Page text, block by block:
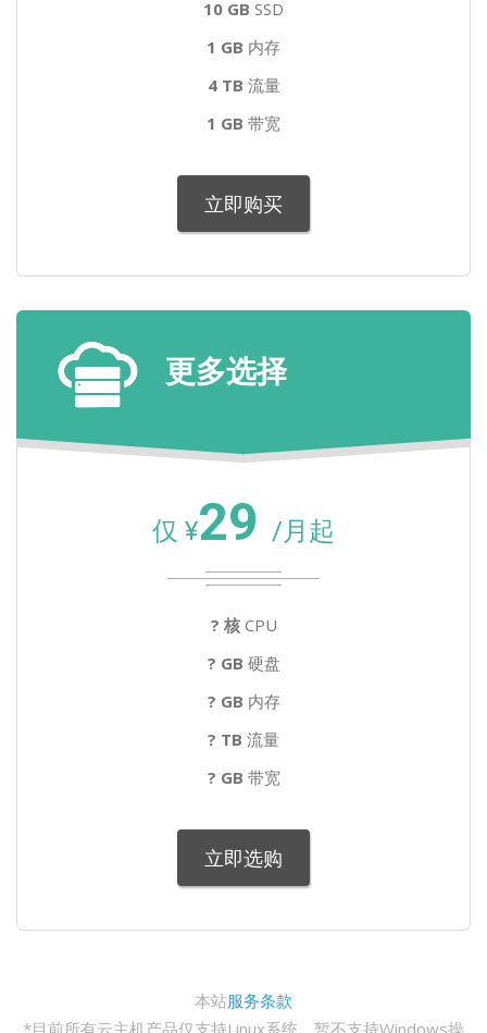
10 GB SSD
1 GB 内存
4 TB 流量
1 GB 带宽
立即购买
更多选择
仅 ¥29 /月起
? 核CPU
? GB 硬盘
? GB 内存
? TB 流量
? GB 带宽
立即选购
本站服务条款
*目前所有云主机产品仅支持Linux系统。暂不支持Windows操